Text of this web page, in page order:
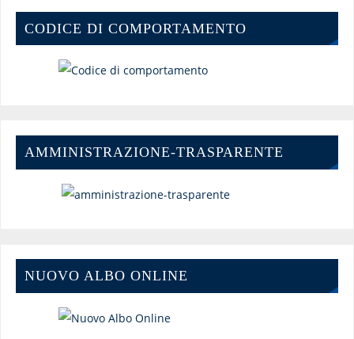
CODICE DI COMPORTAMENTO
AMMINISTRAZIONE-TRASPARENTE
NUOVO ALBO ONLINE